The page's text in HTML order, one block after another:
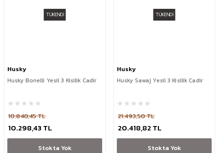
TÜKENDİ
Husky
Husky Bonelli Yesil 3 Kisilik Cadir
10.840,45 TL
10.298,43 TL
Stokta Yok
TÜKENDİ
Husky
Husky Sawaj Yesil 3 Kisilik Cadir
21.493,50 TL
20.418,82 TL
Stokta Yok